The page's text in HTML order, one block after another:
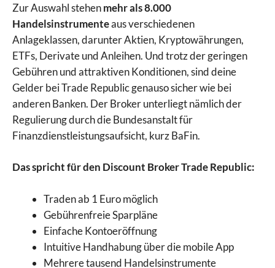
Zur Auswahl stehenmehr als 8.000
Handelsinstrumenteaus verschiedenen
Anlageklassen, darunter Aktien, Kryptowährungen,
ETFs, Derivate und Anleihen. Und trotz der geringen
Gebühren und attraktiven Konditionen, sind deine
Gelder bei Trade Republic genauso sicher wie bei
anderen Banken. Der Broker unterliegt nämlich der
Regulierung durch die Bundesanstalt für
Finanzdienstleistungsaufsicht, kurz BaFin.
Das spricht für den Discount Broker Trade Republic:
Traden ab 1 Euro möglich
Gebührenfreie Sparpläne
Einfache Kontoeröffnung
Intuitive Handhabung über die mobile App
Mehrere tausend Handelsinstrumente